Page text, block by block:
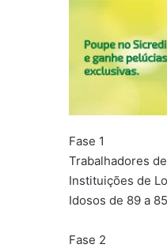
Fase 1
Trabalhadores
Instituições de
Idosos de 89 a
Fase 2